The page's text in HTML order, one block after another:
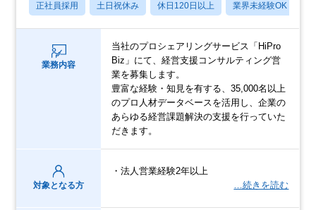
正社員採用 土日祝休み 休日120日以上 業界未経験OK
業務内容
当社のプロシェアリングサービス「HiPro
Biz」にて、経営支援コンサルティング営
業を募集します。
豊富な経験・知見を有する、35,000名以上
のプロ人材データベースを活用し、企業の
あらゆる経営課題解決の支援を行っていた
だきます。
対象となる方
・法人営業経験2年以上
…続きを読む